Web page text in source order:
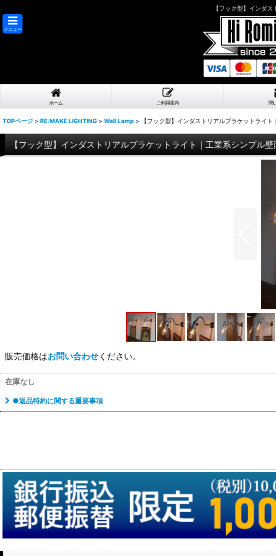
【フック型】インダ
メニュー
ホーム ご利用案内 問
TOPページ > RE:MAKE LIGHTING > Wall Lamp > 【フック型】インダストリアルブラケットライ
【フック型】インダストリアルブラケットライト｜工業系シンプル
販売価格はお問い合わせください。
在庫なし
●返品特約に関する重要事項